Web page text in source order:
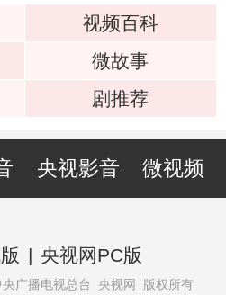
视频百科
微故事
剧推荐
央视影音 微视频
| 央视网PC版
央广播电视总台 央视网 版权所有